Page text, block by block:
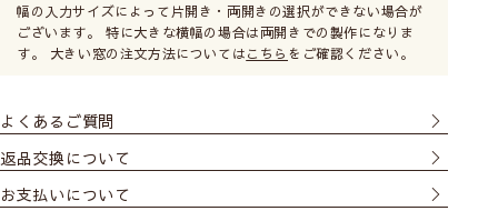
幅の入力サイズによって片開き・両開きの選択ができない場合が
ございます。 特に大きな横幅の場合は両開きでの製作になりま
す。 大きい窓の注文方法についてはこちら をご確認ください。
よくあるご質問
返品交換について
お支払いについて